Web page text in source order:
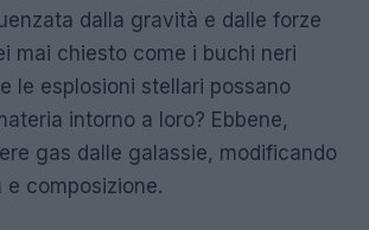
dalla gravità e dalle forze
mai chiesto come i buchi neri
le esplosioni stellari possano
intorno a loro? Ebbene,
gas dalle galassie, modificando
composizione.